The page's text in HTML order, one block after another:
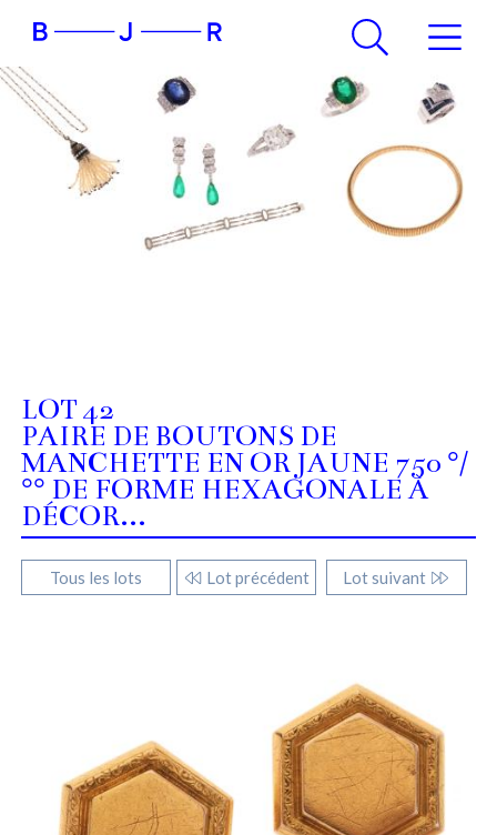
LOT 42
PAIRE DE BOUTONS DE
MANCHETTE EN OR JAUNE 750 °/
°° DE FORME HEXAGONALE À
DÉCOR...
Tous les lots Lot précédent Lot suivant